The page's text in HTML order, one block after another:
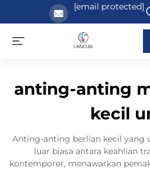
[email protected]
anting-anting
kecil
Anting-anting berlian kecil yang
luar biasa antara keahlian
kontemporer, menawarkan